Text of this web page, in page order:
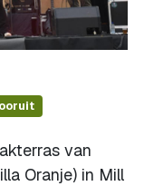
van
Oranje) in Mill